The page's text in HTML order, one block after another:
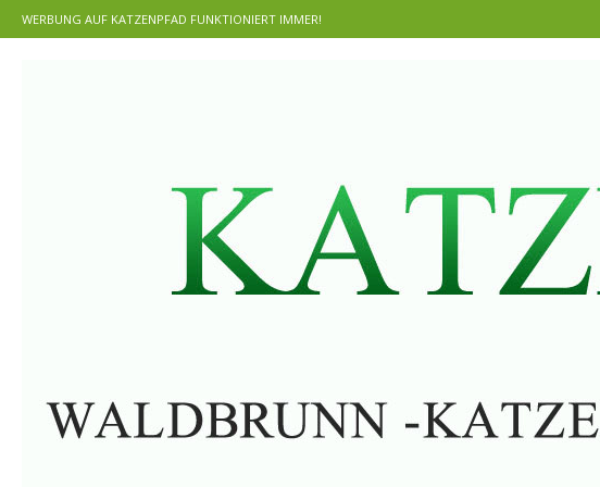
WERBUNG AUF KATZENPFAD FUNKTIONIERT IMMER!